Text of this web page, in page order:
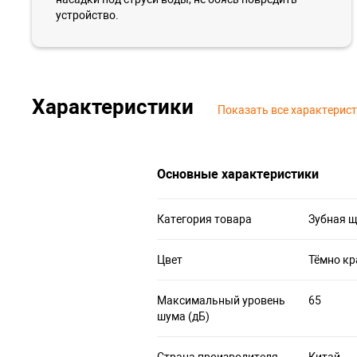
устройство.
Характеристики Показать все
Основные характеристики
Категория товара Зубная
Цвет Тёмно
Максимальный уровень
шума (дБ)
65